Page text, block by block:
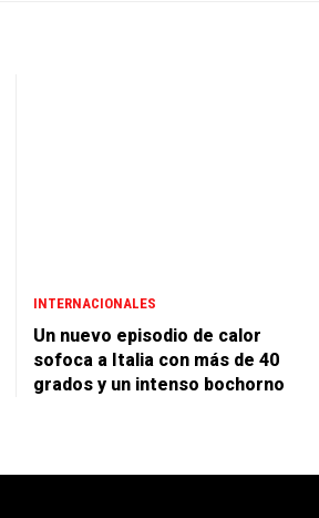
INTERNACIONALES
Un nuevo episodio de calor
sofoca a Italia con más de 40
grados y un intenso bochorno